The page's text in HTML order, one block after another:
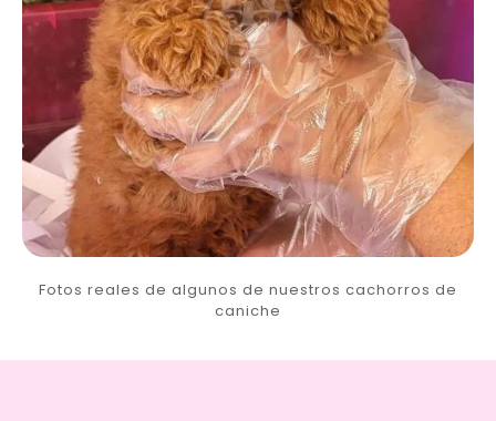
Fotos reales de algunos de nuestros cachorros de
caniche